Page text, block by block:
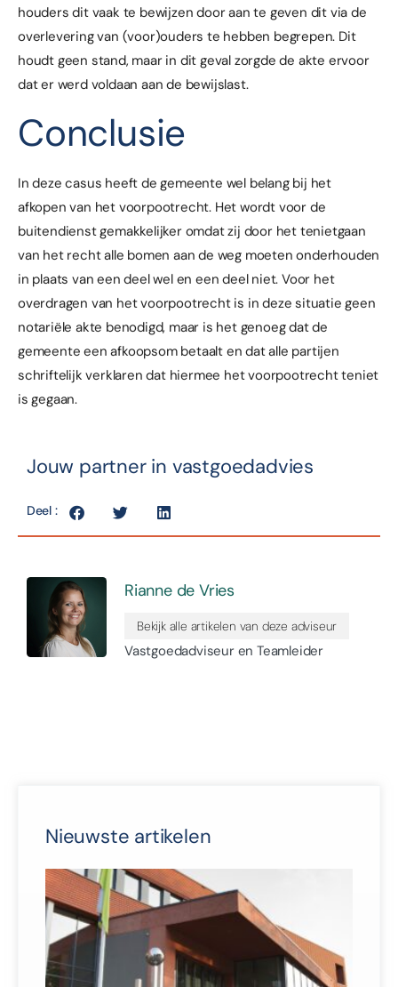
houders dit vaak te bewijzen door aan te geven dit via de
overlevering van (voor)ouders te hebben begrepen. Dit
houdt geen stand, maar in dit geval zorgde de akte ervoor
dat er werd voldaan aan de bewijslast.
Conclusie
In deze casus heeft de gemeente wel belang bij het
afkopen van het voorpootrecht. Het wordt voor de
buitendienst gemakkelijker omdat zij door het tenietgaan
van het recht alle bomen aan de weg moeten onderhouden
in plaats van een deel wel en een deel niet. Voor het
overdragen van het voorpootrecht is in deze situatie geen
notariële akte benodigd, maar is het genoeg dat de
gemeente een afkoopsom betaalt en dat alle partijen
schriftelijk verklaren dat hiermee het voorpootrecht teniet
is gegaan.
Jouw partner in vastgoedadvies
Deel :
Rianne de Vries
Bekijk alle artikelen van deze adviseur
Vastgoedadviseur en Teamleider
Nieuwste artikelen